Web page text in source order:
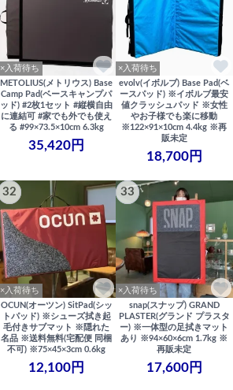
×入荷待ち
METOLIUS(メトリウス) Base
Camp Pad(ベースキャンプパ
ッド) #2枚1セット #縦横自由
に連結可 #家でも外でも使え
る #99×73.5×10cm 6.3kg
35,420円
×入荷待ち
evolv(イボルブ) Base Pad(ベ
ースパッド) ※イボルブ最安
値クラッシュパッド ※女性
やお子様でも楽に移動
※122×91×10cm 4.4kg ※再
販未定
18,700円
32
×入荷待ち
OCUN(オーツン) SitPad(シッ
トパッド) ※シューズ拭き起
毛付きサブマット ※隠れた
名品 ※送料無料(宅配便 同梱
不可) ※75×45×3cm 0.6kg
12,100円
33
×入荷待ち
snap(スナップ) GRAND
PLASTER(グランド プラスタ
ー) ※一体型の足拭きマット
あり ※94×60×6cm 1.7kg ※
再販未定
17,600円